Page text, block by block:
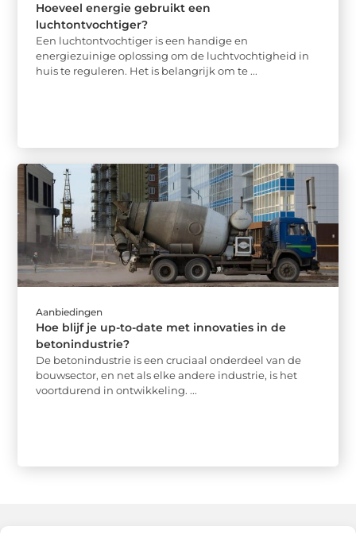
Hoeveel energie gebruikt een
luchtontvochtiger?
Een luchtontvochtiger is een handige en
energiezuinige oplossing om de luchtvochtigheid in
huis te reguleren. Het is belangrijk om te ...
Aanbiedingen
Hoe blijf je up-to-date met innovaties in de
betonindustrie?
De betonindustrie is een cruciaal onderdeel van de
bouwsector, en net als elke andere industrie, is het
voortdurend in ontwikkeling. ...